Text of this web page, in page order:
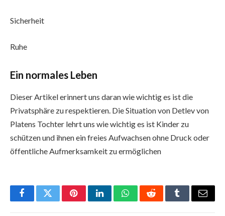
Sicherheit
Ruhe
Ein normales Leben
Dieser Artikel erinnert uns daran wie wichtig es ist die
Privatsphäre zu respektieren. Die Situation von Detlev von
Platens Tochter lehrt uns wie wichtig es ist Kinder zu
schützen und ihnen ein freies Aufwachsen ohne Druck oder
öffentliche Aufmerksamkeit zu ermöglichen
FacebookTwitterPinterestLinkedInWhatsAppRedditTumblrEmail